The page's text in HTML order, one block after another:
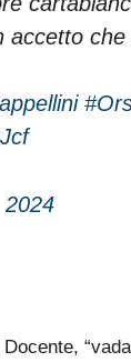
accetto